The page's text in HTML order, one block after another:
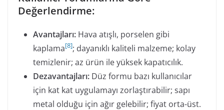
Değerlendirme:
Avantajları: Hava atışlı, porselen gibi
kaplama[8]; dayanıklı kaliteli malzeme; kolay
temizlenir; az ürün ile yüksek kapatıcılık.
Dezavantajları: Düz formu bazı kullanıcılar
için kat kat uygulamayı zorlaştırabilir; sapı
metal olduğu için ağır gelebilir; fiyat orta-üst.